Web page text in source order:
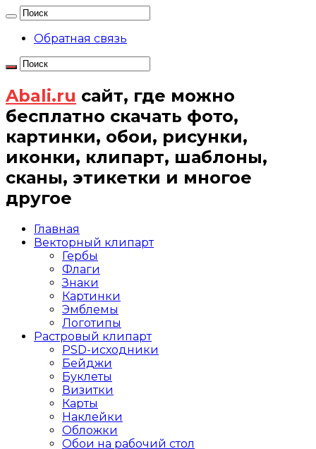
Обратная связь
Abali.ru сайт, где можно
бесплатно скачать фото,
картинки, обои, рисунки,
иконки, клипарт, шаблоны,
сканы, этикетки и многое
другое
Главная
Векторный клипарт
Гербы
Флаги
Знаки
Картинки
Эмблемы
Логотипы
Растровый клипарт
PSD-исходники
Бейджи
Буклеты
Визитки
Карты
Наклейки
Обложки
Обои на рабочий стол